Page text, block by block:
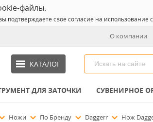
файлы.
подтверждаете свое согласие на
О компании
КАТАЛОГ
ДЛЯ ЗАТОЧКИ СУВЕНИРНОЕ
Ножи По Бренду Daggerr Нож